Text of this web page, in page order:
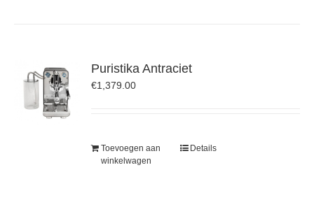
Puristika Antraciet
€1,379.00
Toevoegen aan
winkelwagen
Details